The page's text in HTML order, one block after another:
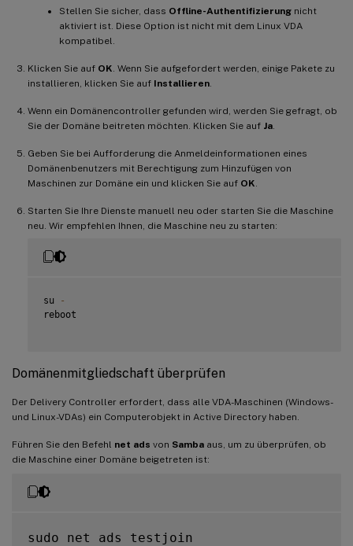
Stellen Sie sicher, dass Offline-Authentifizierung nicht
aktiviert ist. Diese Option ist nicht mit dem Linux VDA
kompatibel.
Klicken Sie auf OK . Wenn Sie aufgefordert werden, einige Pakete zu
installieren, klicken Sie auf Installieren
Wenn ein Domänencontroller gefunden wird, werden Sie gefragt, ob
Sie der Domäne beitreten möchten. Klicken Sie auf Ja
Geben Sie bei Aufforderung die Anmeldeinformationen eines
Domänenbenutzers mit Berechtigung zum Hinzufügen von
Maschinen zur Domäne ein und klicken Sie auf OK
Starten Sie Ihre Dienste manuell neu oder starten Sie die Maschine
neu. Wir empfehlen Ihnen, die Maschine neu zu starten:
su
-
reboot
Domänenmitgliedschaft überprüfen
Der Delivery Controller erfordert, dass alle VDA-Maschinen (Windows-
und Linux-VDAs) ein Computerobjekt in Active Directory haben.
Führen Sie den Befehl net ads von Samba aus, um zu überprüfen, ob
die Maschine einer Domäne beigetreten ist:
sudo net ads testjoin